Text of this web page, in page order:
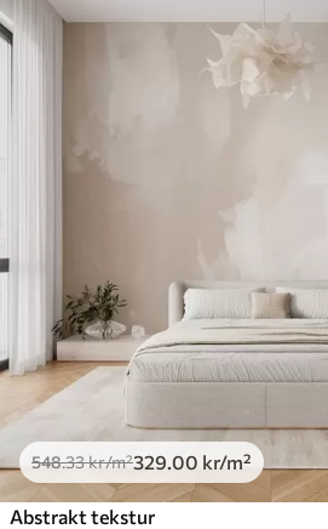
548.33kr/m²329 .00 kr/m²
Abstrakt tekstur